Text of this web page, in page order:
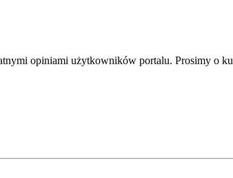
opiniami użytkowników portalu. Prosimy o